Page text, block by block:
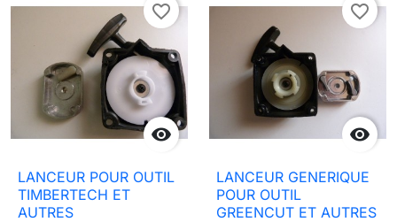

favorite_border
LANCEUR POUR OUTIL
TIMBERTECH ET
AUTRES

favorite_border
LANCEUR GENERIQUE
POUR OUTIL
GREENCUT ET AUTRES